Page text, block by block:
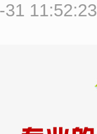
31 11:52:23